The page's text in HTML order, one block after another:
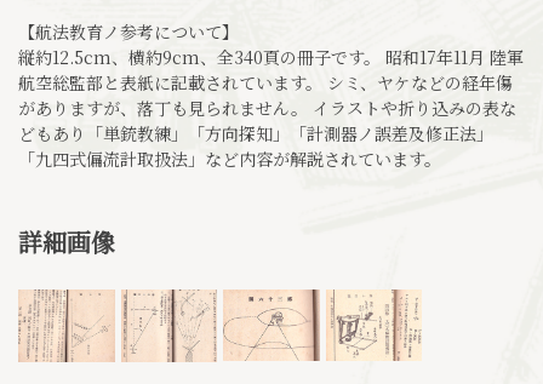
【航法教育ノ参考について】
縦約12.5cm、横約9cm、全340頁の冊子です。 昭和17年11月 陸軍
航空総監部と表紙に記載されています。 シミ、ヤケなどの経年傷
がありますが、落丁も見られません。 イラストや折り込みの表な
どもあり「単銃教練」「方向探知」「計測器ノ誤差及修正法」
「九四式偏流計取扱法」など内容が解説されています。
詳細画像